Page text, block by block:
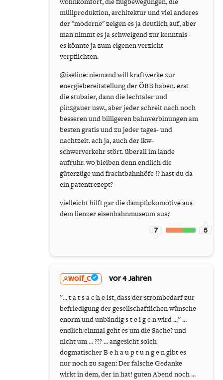
müllproduktion, architektur und viel anderes
der "moderne" zeigen es ja deutlich auf, aber
man nimmt es ja schweigend zur kenntnis -
es könnte ja zum eigenen verzicht
verpflichten.
@iseline: niemand will kraftwerke zur
energiebereitstellung der ÖBB haben. erst
die stubaier, dann die lechtaler und
pinzgauer usw., aber jeder schreit nach noch
besseren und billigeren bahnverbinungen am
besten gratis und zu jeder tages- und
nachtzeit. ach ja, auch der lkw-
schwerverkehr stört. überall im lande
aufruhr. wo bleiben denn endlich die
güterzüge und frachtbahnhöfe !? hast du da
ein patentrezept?
vielleicht hilft gar die dampflokomotive aus
dem lienzer eisenbahnmuseum aus?
7 5
wolf_C vor 4 Jahren
''... t a t s a c h e ist, dass der strombedarf zur
befriedigung der gesellschaftlichen wünsche
enorm und unbändig s t e i g e n wird ...'' ...
endlich einmal geht es um die Sache? und
nicht um ... ??? ... angesicht solch
dogmatischer B e h a u p t u n g e n gibt es
nur noch zu sagen: Der falsche Gedanke
wirkt in dem, der in hat! guten Abend noch ...